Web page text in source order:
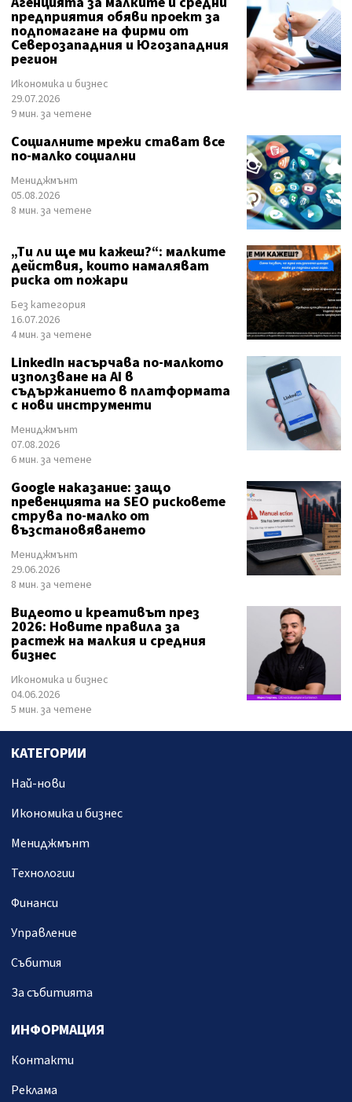
предприятия обяви проект за
подпомагане на фирми от
Северозападния и Югозападния
регион
Икономика и бизнес
29.07.2026
9 мин. за четене
Социалните мрежи стават все
по-малко социални
Мениджмънт
05.08.2026
8 мин. за четене
„Ти ли ще ми кажеш?“: малките
действия, които намаляват
риска от пожари
Без категория
16.07.2026
4 мин. за четене
LinkedIn насърчава по-малкото
използване на AI в
съдържанието в платформата
с нови инструменти
Мениджмънт
07.08.2026
6 мин. за четене
Google наказание: защо
превенцията на SEO рисковете
струва по-малко от
възстановяването
Мениджмънт
29.06.2026
8 мин. за четене
Видеото и креативът през
2026: Новите правила за
растеж на малкия и средния
бизнес
Икономика и бизнес
04.06.2026
5 мин. за четене
КАТЕГОРИИ
Най-нови
Икономика и бизнес
Мениджмънт
Технологии
Финанси
Управление
Събития
За събитията
ИНФОРМАЦИЯ
Контакти
Реклама